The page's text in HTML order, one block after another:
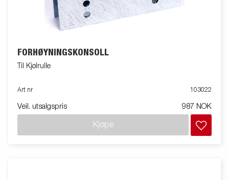
FORHØYNINGSKONSOLL
Til Kjølrulle
Art nr 103022
Veil. utsalgspris 987 NOK
Kjøpe